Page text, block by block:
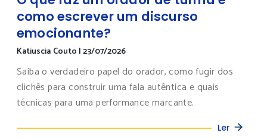
como escrever um discurso
emocionante?
Katiuscia Couto |23/07/2026
Saiba o verdadeiro papel do orador, como fugir dos
clichês para construir uma fala autêntica e quais
técnicas para uma performance marcante.
Ler